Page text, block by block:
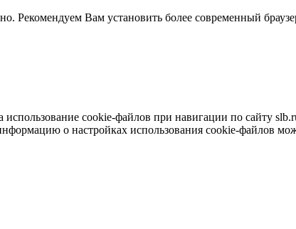
Рекомендуем Вам установить более современный
cookie-файлов при навигации по сайту
о настройках использования cookie-файлов